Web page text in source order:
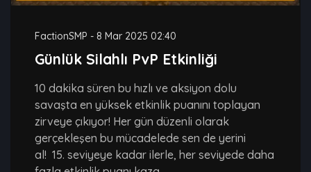
FactionSMP - 8 Mar 2025 02:40
Günlük Silahlı PvP Etkinliği
10 dakika süren bu hızlı ve aksiyon dolu
savaşta en yüksek etkinlik puanını toplayan
zirveye çıkıyor! Her gün düzenli olarak
gerçekleşen bu mücadelede sen de yerini
al! 15. seviyeye kadar ilerle, her seviyede daha